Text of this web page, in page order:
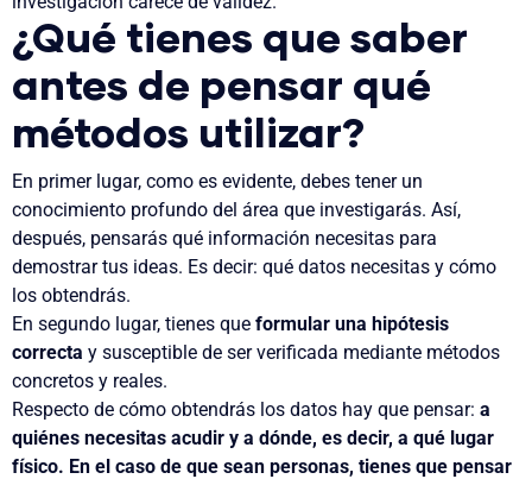
¿Qué tienes que saber
antes de pensar qué
métodos utilizar?
En primer lugar, como es evidente, debes tener un
conocimiento profundo del área que investigarás. Así,
después, pensarás qué información necesitas para
demostrar tus ideas. Es decir: qué datos necesitas y cómo
los obtendrás.
En segundo lugar, tienes que formular una hipótesis
correcta y susceptible de ser verificada mediante métodos
concretos y reales.
Respecto de cómo obtendrás los datos hay que pensar: a
quiénes necesitas acudir y a dónde, es decir, a qué lugar
físico. En el caso de que sean personas, tienes que pensar